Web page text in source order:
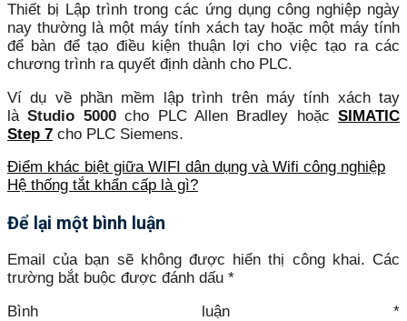
Thiết bị Lập trình trong các ứng dụng công nghiệp ngày
nay thường là một máy tính xách tay hoặc một máy tính
để bàn để tạo điều kiện thuận lợi cho việc tạo ra các
chương trình ra quyết định dành cho PLC.
Ví dụ về phần mềm lập trình trên máy tính xách tay
làStudio 5000cho PLC Allen Bradley hoặc SIMATIC
Step 7 cho PLC Siemens.
Điểm khác biệt giữa WIFI dân dụng và Wifi công nghiệp
Hệ thống tắt khẩn cấp là gì?
Để lại một bình luận
Email của bạn sẽ không được hiển thị công khai. Các
trường bắt buộc được đánh dấu *
Bình luận *